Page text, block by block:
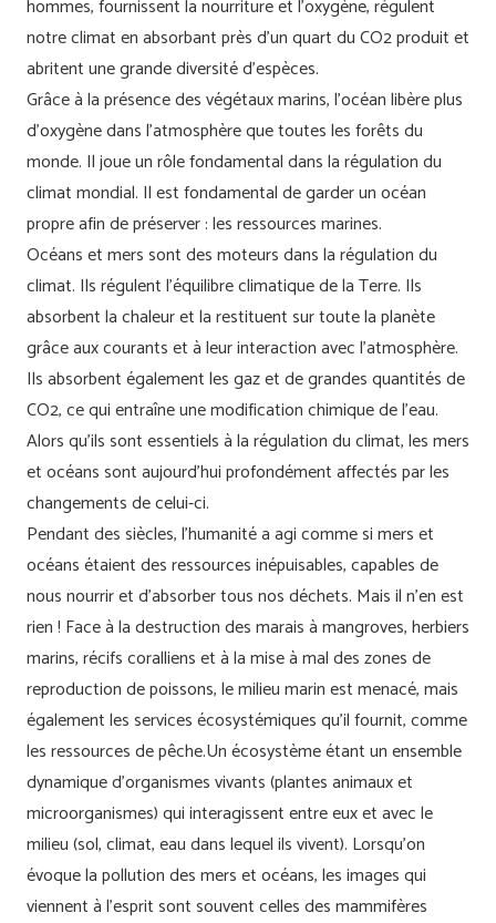
hommes, fournissent la nourriture et l’oxygène, régulent
notre climat en absorbant près d’un quart du CO2 produit et
abritent une grande diversité d’espèces.
Grâce à la présence des végétaux marins, l’océan libère plus
d’oxygène dans l’atmosphère que toutes les forêts du
monde. Il joue un rôle fondamental dans la régulation du
climat mondial. Il est fondamental de garder un océan
propre afin de préserver : les ressources marines.
Océans et mers sont des moteurs dans la régulation du
climat. Ils régulent l’équilibre climatique de la Terre. Ils
absorbent la chaleur et la restituent sur toute la planète
grâce aux courants et à leur interaction avec l’atmosphère.
Ils absorbent également les gaz et de grandes quantités de
CO2, ce qui entraîne une modification chimique de l’eau.
Alors qu’ils sont essentiels à la régulation du climat, les mers
et océans sont aujourd’hui profondément affectés par les
changements de celui-ci.
Pendant des siècles, l’humanité a agi comme si mers et
océans étaient des ressources inépuisables, capables de
nous nourrir et d’absorber tous nos déchets. Mais il n’en est
rien ! Face à la destruction des marais à mangroves, herbiers
marins, récifs coralliens et à la mise à mal des zones de
reproduction de poissons, le milieu marin est menacé, mais
également les services écosystémiques qu’il fournit, comme
les ressources de pêche.Un écosystème étant un ensemble
dynamique d’organismes vivants (plantes animaux et
microorganismes) qui interagissent entre eux et avec le
milieu (sol, climat, eau dans lequel ils vivent). Lorsqu’on
évoque la pollution des mers et océans, les images qui
viennent à l’esprit sont souvent celles des mammifères